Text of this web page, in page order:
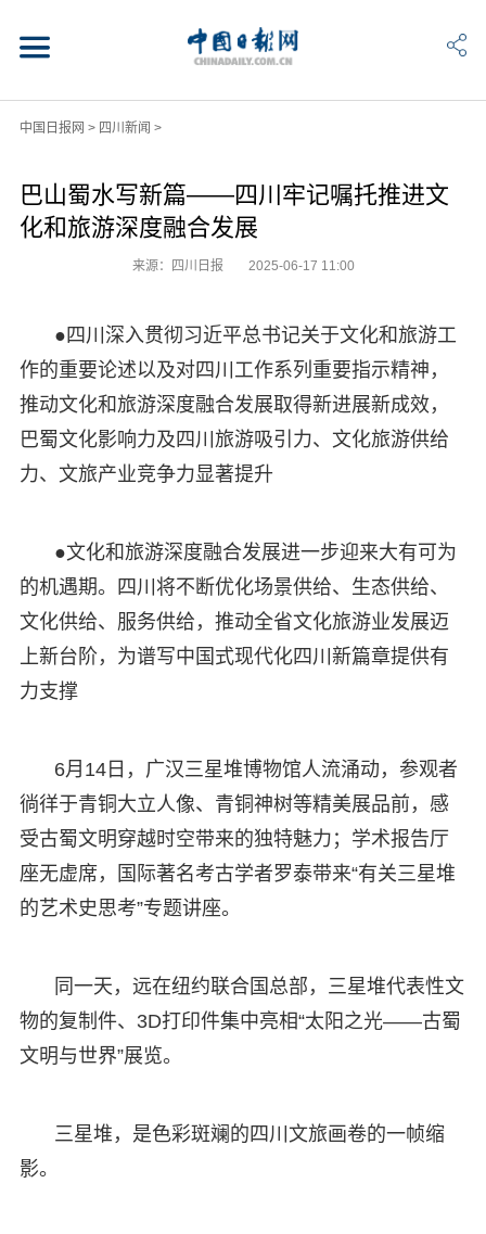
中国日报网 > 四川新闻 >
巴山蜀水写新篇——四川牢记嘱托推进文
化和旅游深度融合发展
来源：四川日报 2025-06-17 11:00
●四川深入贯彻习近平总书记关于文化和旅游工
作的重要论述以及对四川工作系列重要指示精神，
推动文化和旅游深度融合发展取得新进展新成效，
巴蜀文化影响力及四川旅游吸引力、文化旅游供给
力、文旅产业竞争力显著提升
●文化和旅游深度融合发展进一步迎来大有可为
的机遇期。四川将不断优化场景供给、生态供给、
文化供给、服务供给，推动全省文化旅游业发展迈
上新台阶，为谱写中国式现代化四川新篇章提供有
力支撑
6月14日，广汉三星堆博物馆人流涌动，参观者
徜徉于青铜大立人像、青铜神树等精美展品前，感
受古蜀文明穿越时空带来的独特魅力；学术报告厅
座无虚席，国际著名考古学者罗泰带来“有关三星堆
的艺术史思考”专题讲座。
同一天，远在纽约联合国总部，三星堆代表性文
物的复制件、3D打印件集中亮相“太阳之光——古蜀
文明与世界”展览。
三星堆，是色彩斑斓的四川文旅画卷的一帧缩
影。